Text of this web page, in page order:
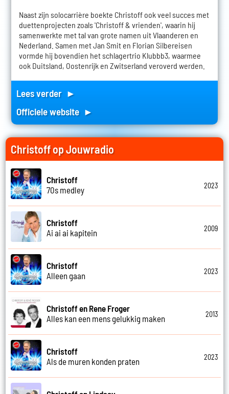
Naast zijn solocarrière boekte Christoff ook veel succes met
duettenprojecten zoals 'Christoff & vrienden', waarin hij
samenwerkte met tal van grote namen uit Vlaanderen en
Nederland. Samen met Jan Smit en Florian Silbereisen
vormde hij bovendien het schlagertrio Klubbb3, waarmee
ook Duitsland, Oostenrijk en Zwitserland veroverd werden.
Lees verder ►
Officiele website ►
Christoff op Jouwradio
Christoff
70s medley
2023
Christoff
Ai ai ai kapitein
2009
Christoff
Alleen gaan
2023
Christoff en Rene Froger
Alles kan een mens gelukkig maken
2013
Christoff
Als de muren konden praten
2023